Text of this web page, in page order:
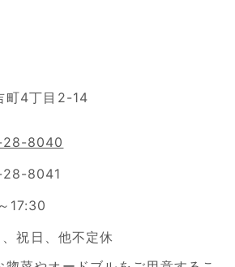
町4丁目2-14
8040
8041
17:30
、祝日、他不定休